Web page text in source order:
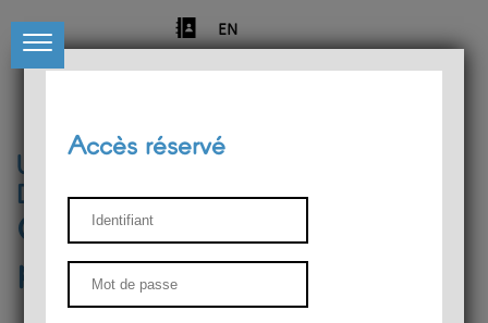
EN
Université de Liège
Département de philosophie
Centre de recherches
phénoménologiques
Accès réservé